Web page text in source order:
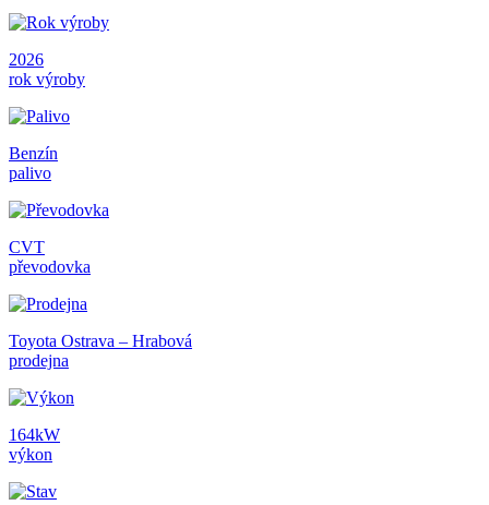
2026
rok výroby
Benzín
palivo
CVT
převodovka
Toyota Ostrava – Hrabová
prodejna
164kW
výkon